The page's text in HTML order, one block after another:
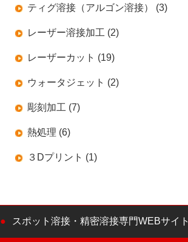
ティグ溶接（アルゴン溶接） (3)
レーザー溶接加工 (2)
レーザーカット (19)
ウォータジェット (2)
彫刻加工 (7)
熱処理 (6)
３Dプリント (1)
スポット溶接・精密溶接専門WEBサイト